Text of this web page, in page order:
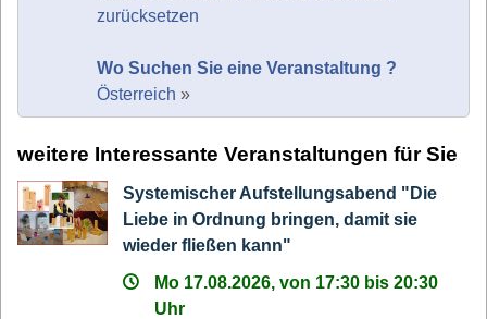
zurücksetzen
Wo Suchen Sie eine Veranstaltung ?
Österreich »
weitere Interessante Veranstaltungen für Sie
Systemischer Aufstellungsabend "Die
Liebe in Ordnung bringen, damit sie
wieder fließen kann"
Mo 17.08.2026, von 17:30 bis 20:30
Uhr